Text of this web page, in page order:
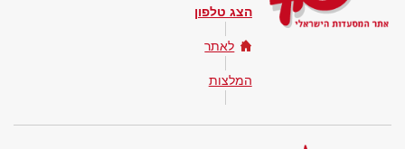
הצג טלפון
לאתר
המלצות